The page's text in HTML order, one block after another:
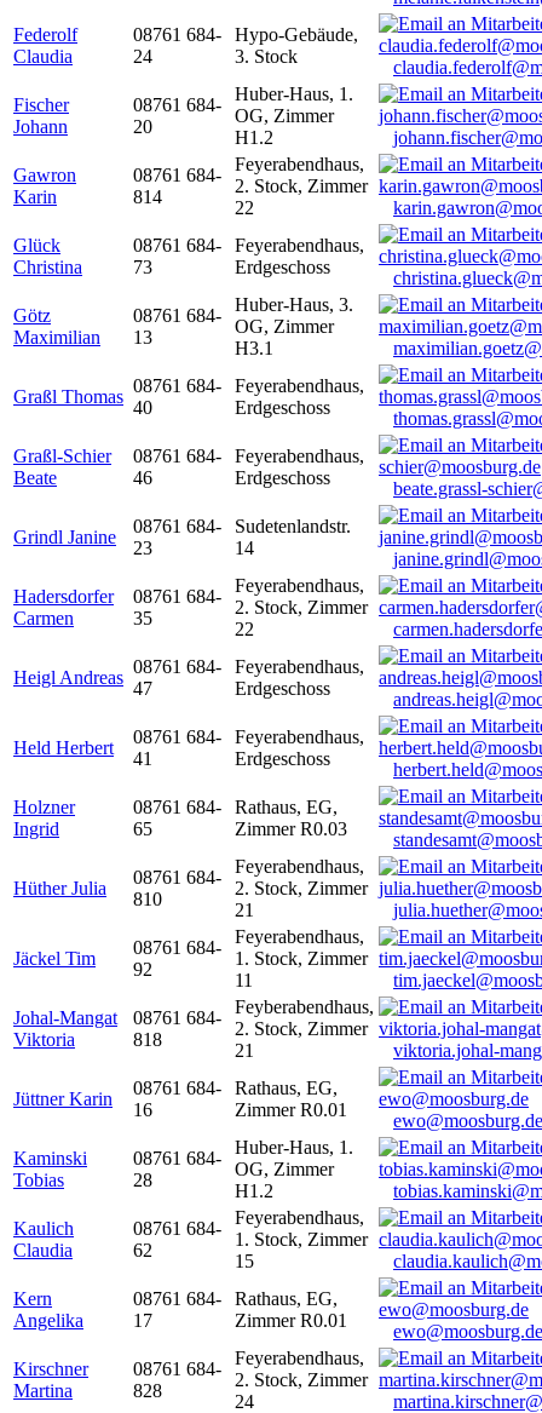
Federolf
Claudia
08761 684-
24
Hypo-Gebäude,
3. Stock
Fischer
Johann
08761 684-
20
Huber-Haus, 1.
OG, Zimmer
H1.2
Gawron
Karin
08761 684-
814
Feyerabendhaus,
2. Stock, Zimmer
22
Glück
Christina
08761 684-
73
Feyerabendhaus,
Erdgeschoss
Götz
Maximilian
08761 684-
13
Huber-Haus, 3.
OG, Zimmer
H3.1
Graßl Thomas
08761 684-
40
Feyerabendhaus,
Erdgeschoss
Graßl-Schier
Beate
08761 684-
46
Feyerabendhaus,
Erdgeschoss
beate.grassl-
Grindl Janine
08761 684-
23
Sudetenlandstr.
14
Hadersdorfer
Carmen
08761 684-
35
Feyerabendhaus,
2. Stock, Zimmer
22
Heigl Andreas
08761 684-
47
Feyerabendhaus,
Erdgeschoss
Held Herbert
08761 684-
41
Feyerabendhaus,
Erdgeschoss
Holzner
Ingrid
08761 684-
65
Rathaus, EG,
Zimmer R0.03
Hüther Julia
08761 684-
810
Feyerabendhaus,
2. Stock, Zimmer
21
Jäckel Tim
08761 684-
92
Feyerabendhaus,
1. Stock, Zimmer
11
Johal-Mangat
Viktoria
08761 684-
818
Feyberabendhaus,
2. Stock, Zimmer
21
viktoria.johal-
Jüttner Karin
08761 684-
16
Rathaus, EG,
Zimmer R0.01
ewo@moosburg.de
Kaminski
Tobias
08761 684-
28
Huber-Haus, 1.
OG, Zimmer
H1.2
Kaulich
Claudia
08761 684-
62
Feyerabendhaus,
1. Stock, Zimmer
15
Kern
Angelika
08761 684-
17
Rathaus, EG,
Zimmer R0.01
ewo@moosburg.de
Kirschner
Martina
08761 684-
828
Feyerabendhaus,
2. Stock, Zimmer
24